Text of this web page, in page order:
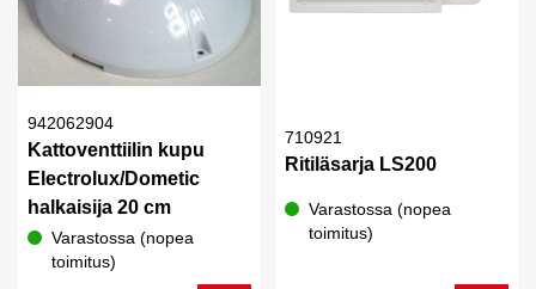
942062904
Kattoventtiilin kupu
Electrolux/Dometic
halkaisija 20 cm
Varastossa (nopea
toimitus)
710921
Ritiläsarja LS200
Varastossa (nopea
toimitus)